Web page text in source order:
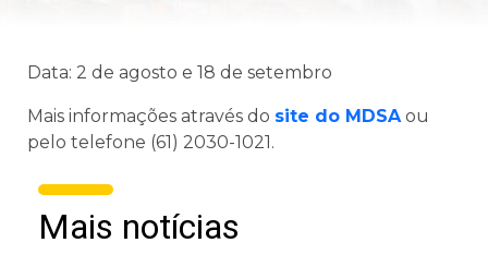
Data: 2 de agosto e 18 de setembro
Mais informações através do site do MDSAou
pelo telefone (61) 2030-1021.
Mais notícias